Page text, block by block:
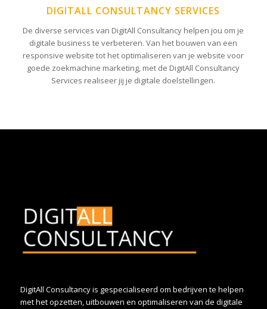
DIGITALL CONSULTANCY SERVICES
De diverse services van DigitAll Consultancy helpen jou om je
digitale business te verbeteren. Van het bouwen van een
responsive website tot het optimaliseren van je website voor
goede zoekmachine marketing, met de DigitAll Consultancy
Services realiseer jij je digitale doelstellingen.
DigitAll Consultancy is gespecialiseerd om bedrijven te helpen
met het opzetten, uitbouwen en optimaliseren van de digitale